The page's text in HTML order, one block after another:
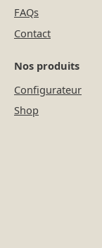
FAQs
Contact
Nos produits
Configurateur
Shop